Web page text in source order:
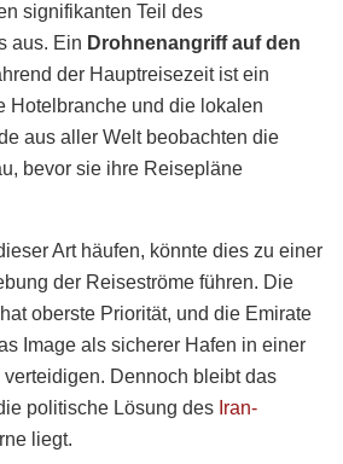
signifikanten Teil des
aus. Ein Drohnenangriff auf den
der Hauptreisezeit ist ein
Hotelbranche und die lokalen
aus aller Welt beobachten die
bevor sie ihre Reisepläne
Art häufen, könnte dies zu einer
der Reiseströme führen. Die
oberste Priorität, und die Emirate
Image als sicherer Hafen in einer
Dennoch bleibt das
politische Lösung des Iran-
liegt.